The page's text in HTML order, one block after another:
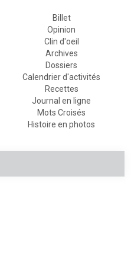
Billet
Opinion
Clin d'oeil
Archives
Dossiers
Calendrier d'activités
Recettes
Journal en ligne
Mots Croisés
Histoire en photos